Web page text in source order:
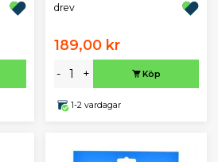
drev
189,00 kr
- + Köp
1-2 vardagar